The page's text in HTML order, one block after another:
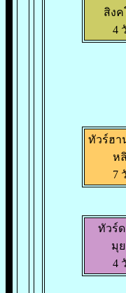
สิงค
4
ทัวร์ฮา
ห
7
ทัวร์
มุ
4